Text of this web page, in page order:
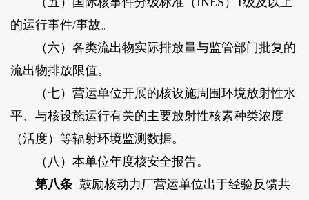
的运行事件/事故。
（六）各类流出物实际排放量与监管部门批复的
流出物排放限值。
（七）营运单位开展的核设施周围环境放射性水
平、与核设施运行有关的主要放射性核素种类浓度
（活度）等辐射环境监测数据。
（八）本单位年度核安全报告。
第八条鼓励核动力厂营运单位出于经验反馈共